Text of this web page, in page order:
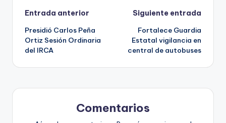
Navegación
de
entradas
Entrada anterior
Presidió Carlos Peña
Ortiz Sesión Ordinaria
del IRCA
Siguiente entrada
Fortalece Guardia
Estatal vigilancia en
central de autobuses
Comentarios